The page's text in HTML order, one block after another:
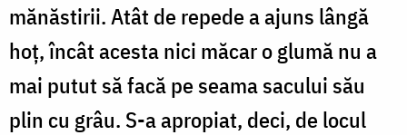
mănăstirii. Atât de repede a ajuns lângă
hoţ, încât acesta nici măcar o glumă nu a
mai putut să facă pe seama sacului său
plin cu grâu. S-a apropiat, deci, de locul